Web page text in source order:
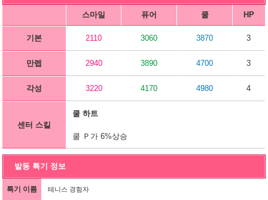
스마일 퓨어 쿨 HP
기본 2110 3060 3870 3
만렙 2940 3890 4700 3
각성 3220 4170 4980 4
센터 스킬
쿨 하트
쿨 Ｐ가 6%상승
발동 특기 정보
특기 이름 테니스 경험자